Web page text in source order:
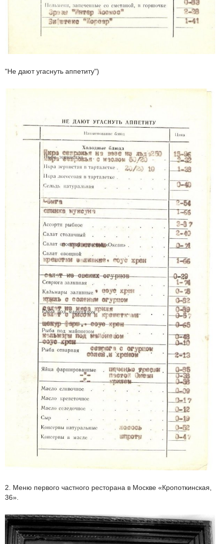
"Не дают угаснуть аппетиту")
2. Меню первого частного ресторана в Москве «Кропоткинская,
36».